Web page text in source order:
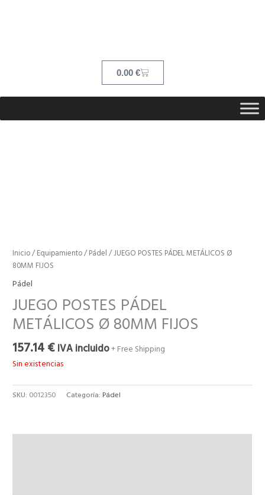
0.00 €Cart
Inicio/Equipamiento/Pádel / JUEGO POSTES PÁDEL METÁLICOS Ø
80MM FIJOS
Pádel
JUEGO POSTES PÁDEL
METÁLICOS Ø 80MM FIJOS
157.14€ IVA incluido+ Free Shipping
Sin existencias
SKU: 0012350 Categoría: Pádel